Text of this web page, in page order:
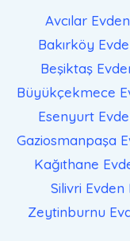
Avcılar
Bakırköy
Beşiktaş
Büyükçekmece
Esenyurt
Gaziosmanpaşa
Kağıthane
Silivri
Zeytinburnu